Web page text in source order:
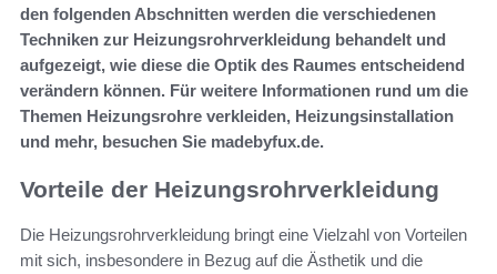
den folgenden Abschnitten werden die verschiedenen
Techniken zur Heizungsrohrverkleidung behandelt und
aufgezeigt, wie diese die Optik des Raumes entscheidend
verändern können. Für weitere Informationen rund um die
Themen Heizungsrohre verkleiden, Heizungsinstallation
und mehr, besuchen Sie madebyfux.de.
Vorteile der Heizungsrohrverkleidung
Die Heizungsrohrverkleidung bringt eine Vielzahl von Vorteilen
mit sich, insbesondere in Bezug auf die Ästhetik und die